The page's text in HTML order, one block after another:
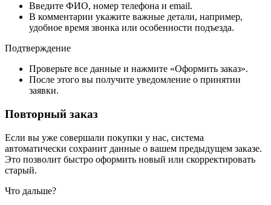
Введите ФИО, номер телефона и email.
В комментарии укажите важные детали, например,
удобное время звонка или особенности подъезда.
Подтверждение
Проверьте все данные и нажмите «Оформить заказ».
После этого вы получите уведомление о принятии
заявки.
Повторный заказ
Если вы уже совершали покупки у нас, система
автоматически сохранит данные о вашем предыдущем заказе.
Это позволит быстро оформить новый или скорректировать
старый.
Что дальше?